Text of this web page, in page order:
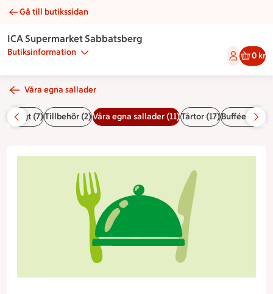
Het tonfisksallad | Catering ICA Supermarket Sabbatsberg
Gå till butikssidan
ICA Supermarket Sabbatsberg
Butiksinformation 0 kr
Våra egna sallader
(7)Tillbehör (2)Våra egna sallader (11)Tårtor (17)Bufféer (15)